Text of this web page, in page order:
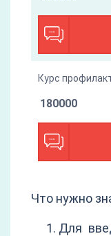
Курс
180000
Что нужно
Для